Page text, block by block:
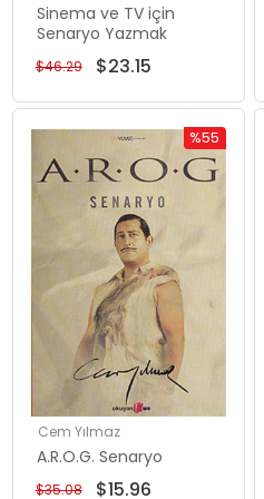
Sinema ve TV için
Senaryo Yazmak
$23.15
$46.29
Cem Yılmaz
A.R.O.G. Senaryo
$15.96
$35.08
%55
İndirim
%55İndirim